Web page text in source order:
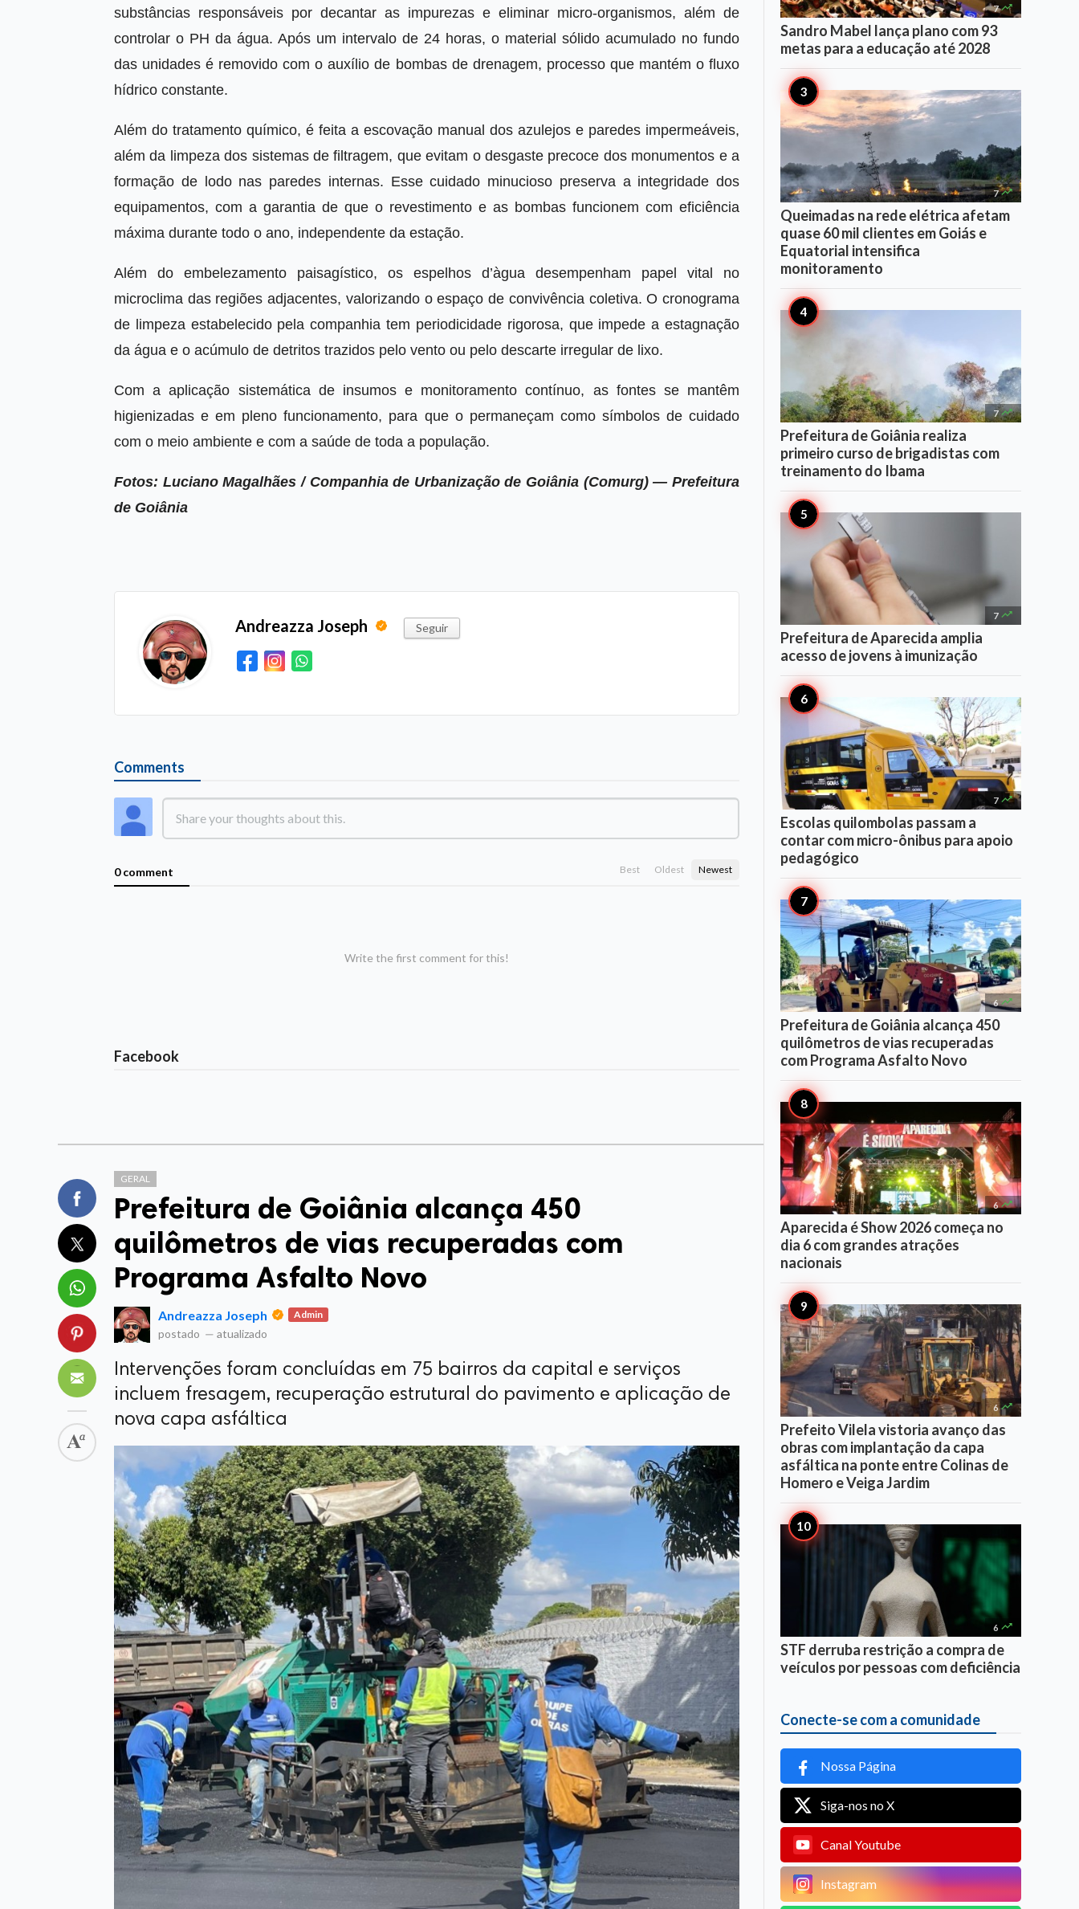
substâncias responsáveis por decantar as impurezas e eliminar micro-organismos, além de
controlar o PH da água. Após um intervalo de 24 horas, o material sólido acumulado no fundo
das unidades é removido com o auxílio de bombas de drenagem, processo que mantém o fluxo
hídrico constante.
Além do tratamento químico, é feita a escovação manual dos azulejos e paredes impermeáveis,
além da limpeza dos sistemas de filtragem, que evitam o desgaste precoce dos monumentos e a
formação de lodo nas paredes internas. Esse cuidado minucioso preserva a integridade dos
equipamentos, com a garantia de que o revestimento e as bombas funcionem com eficiência
máxima durante todo o ano, independente da estação.
Além do embelezamento paisagístico, os espelhos d’àgua desempenham papel vital no
microclima das regiões adjacentes, valorizando o espaço de convivência coletiva. O cronograma
de limpeza estabelecido pela companhia tem periodicidade rigorosa, que impede a estagnação
da água e o acúmulo de detritos trazidos pelo vento ou pelo descarte irregular de lixo.
Com a aplicação sistemática de insumos e monitoramento contínuo, as fontes se mantêm
higienizadas e em pleno funcionamento, para que o permaneçam como símbolos de cuidado
com o meio ambiente e com a saúde de toda a população.
Fotos: Luciano Magalhães / Companhia de Urbanização de Goiânia (Comurg) — Prefeitura
de Goiânia
Andreazza Joseph Seguir
Comments
0 comment Best Oldest Newest
Write the first comment for this!
Facebook
GERAL
Prefeitura de Goiânia alcança 450
quilômetros de vias recuperadas com
Programa Asfalto Novo
Andreazza Joseph Admin
postado — atualizado
Intervenções foram concluídas em 75 bairros da capital e serviços
incluem fresagem, recuperação estrutural do pavimento e aplicação de
nova capa asfáltica
7 
Sandro Mabel lança plano com 93
metas para a educação até 2028
7 
Queimadas na rede elétrica afetam
quase 60 mil clientes em Goiás e
Equatorial intensifica
monitoramento
7 
Prefeitura de Goiânia realiza
primeiro curso de brigadistas com
treinamento do Ibama
7 
Prefeitura de Aparecida amplia
acesso de jovens à imunização
7 
Escolas quilombolas passam a
contar com micro-ônibus para apoio
pedagógico
6 
Prefeitura de Goiânia alcança 450
quilômetros de vias recuperadas
com Programa Asfalto Novo
6 
Aparecida é Show 2026 começa no
dia 6 com grandes atrações
nacionais
6 
Prefeito Vilela vistoria avanço das
obras com implantação da capa
asfáltica na ponte entre Colinas de
Homero e Veiga Jardim
6 
STF derruba restrição a compra de
veículos por pessoas com deficiência
Conecte-se com a comunidade
Nossa Página
Siga-nos no X
Canal Youtube
Instagram